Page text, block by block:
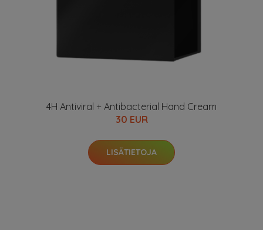
4H Antiviral + Antibacterial Hand Cream
30 EUR
LISÄTIETOJA